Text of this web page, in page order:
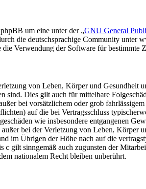
um eine unter der „GNU General
die deutschsprachige Community
Verwendung der Software für bestimmte
von Leben, Körper und
sind. Dies gilt auch für mittelbare
bei vorsätzlichem oder grob
auf die bei Vertragsschluss
wie insbesondere entgangenen
bei der Verletzung von Leben, Körper
im Übrigen der Höhe nach auf die
c gilt sinngemäß auch zugunsten der
nationalem Recht bleiben unberührt.